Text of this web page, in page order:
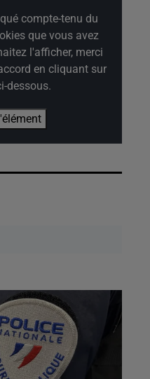
compte-tenu du
que vous avez
l'afficher, merci
en cliquant sur
dessous.